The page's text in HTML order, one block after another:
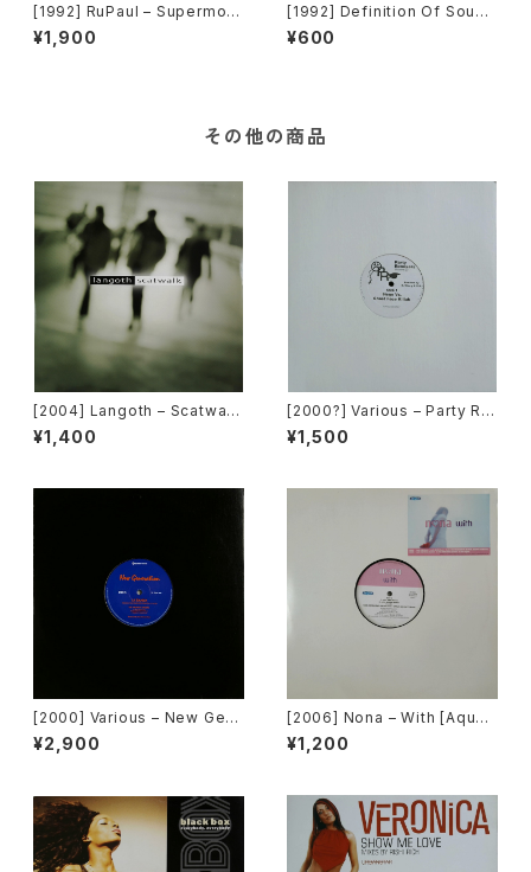
[1992] RuPaul – Supermod
el (You Better Work) / Hou
se Of Love [Tommy Boy]
¥1,900
[1992] Definition Of Sound
– What Are You Under [Cha
risma]
¥600
その他の商品
[2004] Langoth – Scatwalk
[Sunshine Enterprises]
¥1,400
[2000?] Various – Party Re
mixers Volume 5 [OPR]
¥1,500
[2000] Various – New Gen
eration / Back To The "Dis
co" ~私もDiscoへ連れていっ
¥2,900
[2006] Nona – With [Aqua]
[PROMO]
¥1,200